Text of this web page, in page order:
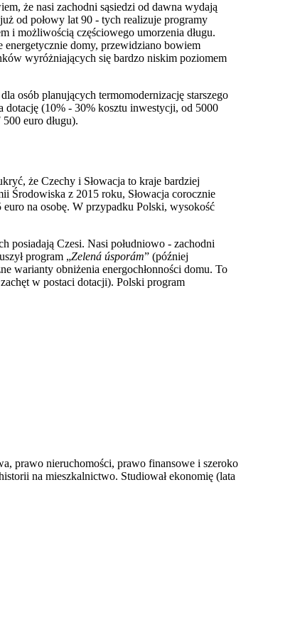
że nasi zachodni sąsiedzi od dawna wydają
od połowy lat 90 - tych realizuje programy
i możliwością częściowego umorzenia długu.
domy, przewidziano bowiem
wyróżniających się bardzo niskim poziomem
osób planujących termomodernizację starszego
(10% - 30% kosztu inwestycji, od 5000
euro długu).
że Czechy i Słowacja to kraje bardziej
Środowiska z 2015 roku, Słowacja corocznie
na osobę. W przypadku Polski, wysokość
posiadają Czesi. Nasi południowo - zachodni
program „Zelená úsporám” (później
warianty obniżenia energochłonności domu. To
w postaci dotacji). Polski program
prawo nieruchomości, prawo finansowe i szeroko
na mieszkalnictwo. Studiował ekonomię (lata